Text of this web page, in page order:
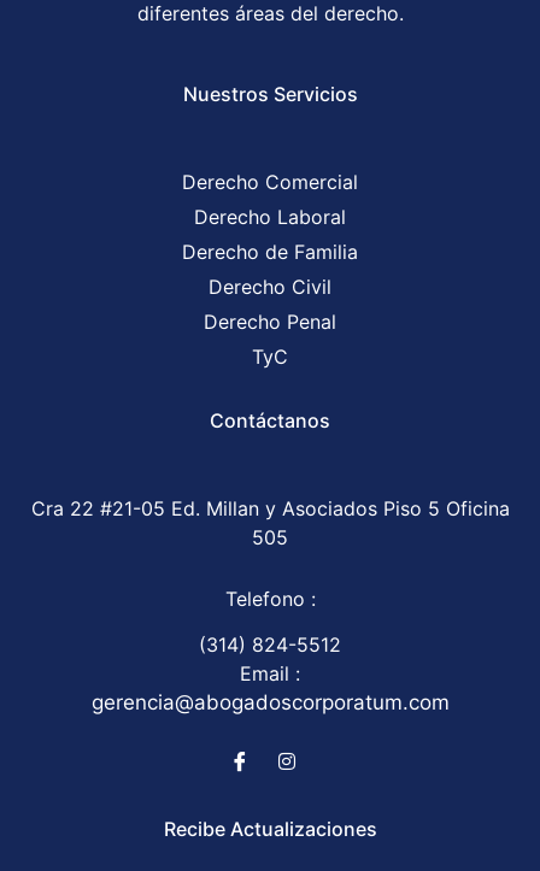
diferentes áreas del derecho.
Nuestros Servicios
Derecho Comercial
Derecho Laboral
Derecho de Familia
Derecho Civil
Derecho Penal
TyC
Contáctanos
Cra 22 #21-05 Ed. Millan y Asociados Piso 5 Oficina
505
Telefono :
(314) 824-5512
Email :
gerencia@abogadoscorporatum.com
Recibe Actualizaciones